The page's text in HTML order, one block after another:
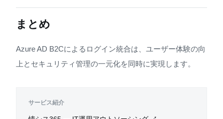
まとめ
Azure AD B2Cによるログイン統合は、ユーザー体験の向
上とセキュリティ管理の一元化を同時に実現します。
サービス紹介